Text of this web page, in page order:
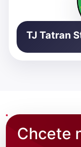
TJ Tatran
Chcete